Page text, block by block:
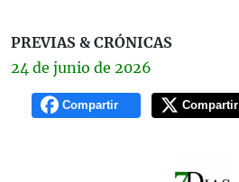
PREVIAS & CRÓNICAS
24 de junio de 2026
Compartir Compartir